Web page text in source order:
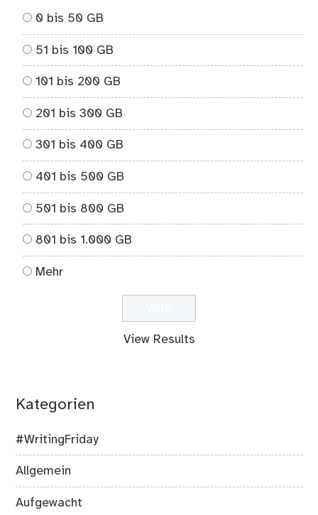
0 bis 50 GB
51 bis 100 GB
101 bis 200 GB
201 bis 300 GB
301 bis 400 GB
401 bis 500 GB
501 bis 800 GB
801 bis 1.000 GB
Mehr
View Results
Kategorien
#WritingFriday
Allgemein
Aufgewacht